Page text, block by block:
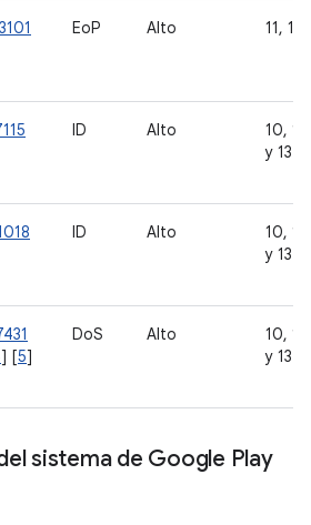
EoP Alto 11,
ID Alto
10,
y 13
ID Alto
10,
y 13
] [5]
DoS Alto
10,
y 13
sistema de Google Play